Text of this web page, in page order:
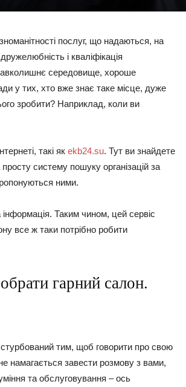
послуг, що надаються, на
і кваліфікація
навколишнє середовище, хороше
у тих, хто вже знає таке місце, дуже
зробити? Наприклад, коли ви
такі як ekb24.su. Тут ви знайдете
систему пошуку організацій за
ними.
інформація. Таким чином, цей сервіс
все ж таки потрібно робити
гарний салон.
тим, щоб говорити про свою
намагається завести розмову з вами,
та обслуговування – ось